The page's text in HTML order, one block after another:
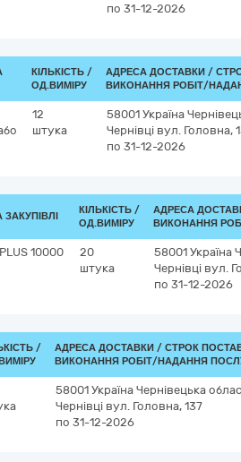
по 31-12-2026
КІЛЬКІСТЬ /
ОД.ВИМІРУ
АДРЕСА ДОСТАВКИ /
ВИКОНАННЯ РОБІТ/
12
штука
58001 Україна
Чернівці вул. Головна,
по 31-12-2026
КІЛЬКІСТЬ /
ОД.ВИМІРУ
АДРЕСА
ВИКОНАННЯ
10000
20
штука
58001 Україна
Чернівці вул.
по 31-12-2026
/
АДРЕСА ДОСТАВКИ / СТРОК
ВИКОНАННЯ РОБІТ/НАДАННЯ
58001 Україна Чернівецька
Чернівці вул. Головна, 137
по 31-12-2026